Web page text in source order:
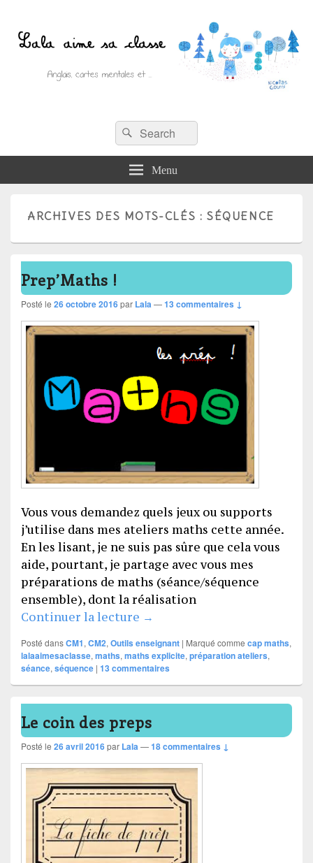
Lala aime sa classe
Anglais, cartes mentales et ….Recherche :
Rechercher
Menu
ARCHIVES DES MOTS-CLÉS :SÉQUENCE
Prep’Maths !
Posté le 26 octobre 2016par Lala—13 commentaires ↓
Vous vous demandez quels jeux ou supports
j’utilise dans mes ateliers maths cette année.
En les lisant, je ne suis pas sûre que cela vous
aide, pourtant, je partage avec vous mes
préparations de maths (séance/séquence
ensemble), dont la réalisation
Continuer la lecture Prep’Maths !
→
Posté dansCM1, CM2, Outils enseignant | Marqué comme cap maths,
lalaaimesaclasse, maths, maths explicite, préparation ateliers,
séance, séquence | 13 commentaires
Le coin des preps
Posté le 26 avril 2016par Lala—18 commentaires ↓